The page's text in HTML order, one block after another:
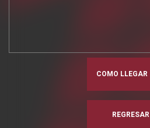
COMO LLEGAR
REGRESAR